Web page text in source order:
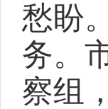
愁盼
务。
察组